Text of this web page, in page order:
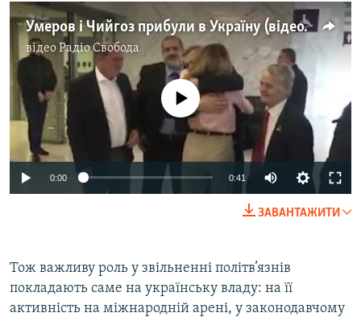
Умеров і Чийгоз прибули в Україну (відео)
відеоРадіо Свобода
No media source currently available
0:00 0:41
ЗАВАНТАЖИТИ
​Тож важливу роль у звільненні політв’язнів
покладають саме на українську владу: на її
активність на міжнародній арені, у законодавчому